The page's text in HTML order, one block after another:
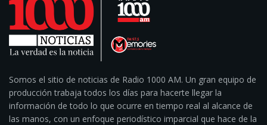
Somos el sitio de noticias de Radio 1000 AM. Un gran equipo de
producción trabaja todos los días para hacerte llegar la
información de todo lo que ocurre en tiempo real al alcance de
las manos, con un enfoque periodístico imparcial que hace de la